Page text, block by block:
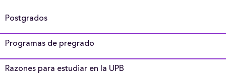
Postgrados
Programas de pregrado
Razones para estudiar en la UPB